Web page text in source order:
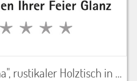
Stehtisch "Helena", rustikaler Holztisch in Altholzoptik mit 1 Edelstahlbein, LxBxH 90x90x110 cm, ohne Tischtuch zu verwenden